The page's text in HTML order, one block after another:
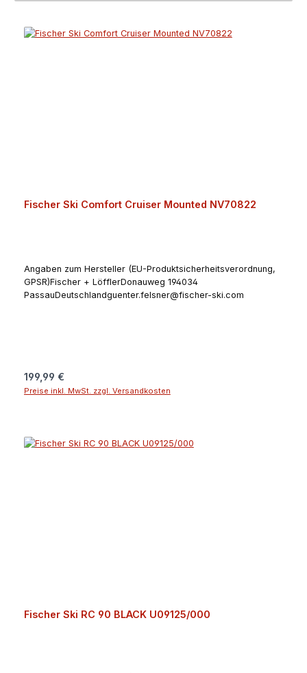
Fischer Ski Comfort Cruiser Mounted NV70822
Angaben zum Hersteller (EU-Produktsicherheitsverordnung,
GPSR)Fischer + LöfflerDonauweg 194034
PassauDeutschlandguenter.felsner@fischer-ski.com
Regulärer Preis:
199,99 €
Preise inkl. MwSt. zzgl. Versandkosten
Fischer Ski RC 90 BLACK U09125/000